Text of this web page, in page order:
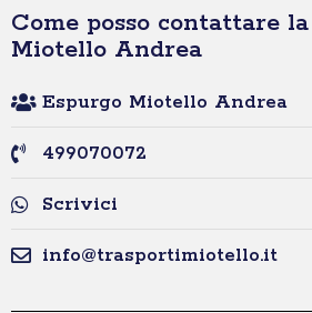
Come posso contattare
Miotello Andrea
Espurgo Miotello Andrea
499070072
Scrivici
info@trasportimiotello.it